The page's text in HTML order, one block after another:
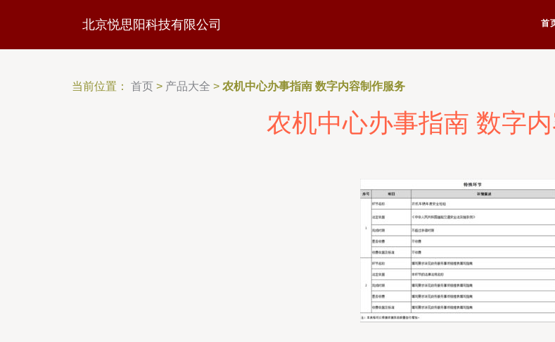
北京悦思阳科技有限公司 首
当前位置： 首页 > 产品大全 > 农机中心办事指南 数字内容制作服务
农机中心办事指南 数字